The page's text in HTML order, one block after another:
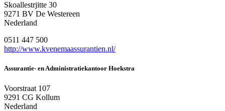
Skoallestrjitte 30
9271 BV De Westereen
Nederland
0511 447 500
http://www.kvenemaassurantien.nl/
Assurantie- en Administratiekantoor Hoekstra
Voorstraat 107
9291 CG Kollum
Nederland